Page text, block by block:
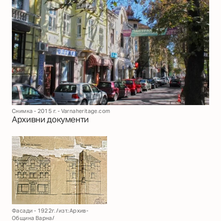
Снимка - 2015 г. - Varnaheritage.com
Архивни документи
Фасади - 1922г. /изт.:Архив-
Община Варна/